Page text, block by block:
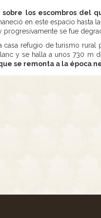
sobre los escombros del
en este espacio hasta
progresivamente se fue
casa refugio de turismo rural
y se halla a unos 730 m
se remonta a la época